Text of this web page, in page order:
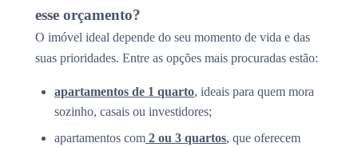
esse orçamento?
O imóvel ideal depende do seu momento de vida e das
suas prioridades. Entre as opções mais procuradas estão:
apartamentos de 1 quarto, ideais para quem mora
sozinho, casais ou investidores;
apartamentos com 2 ou 3 quartos, que oferecem